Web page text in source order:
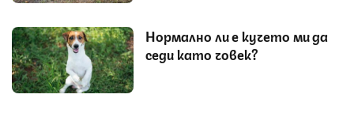
Нормално ли е кучето ми да
седи като човек?